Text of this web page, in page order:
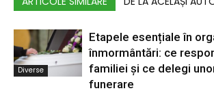
Diverse
Etapele esențiale în
înmormântări: ce
familiei și ce delegi
funerare